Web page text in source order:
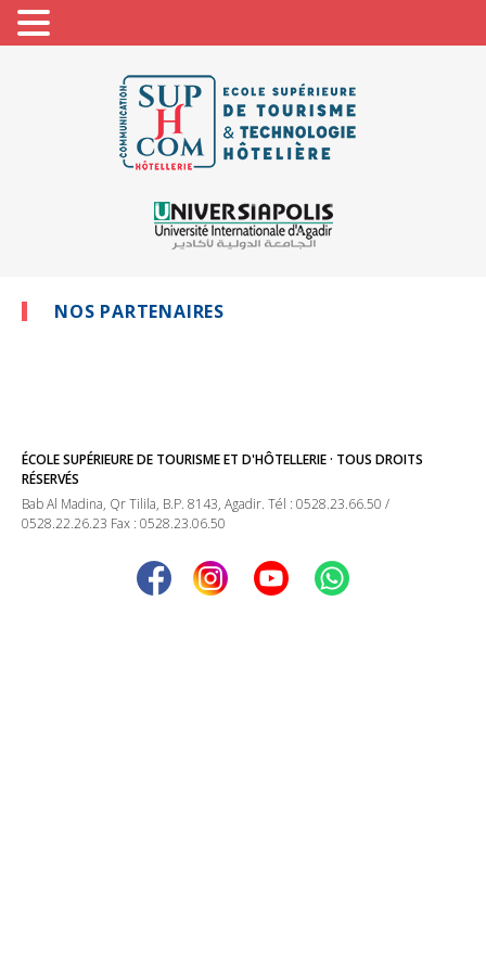
NOS PARTENAIRES
ÉCOLE SUPÉRIEURE DE TOURISME ET D'HÔTELLERIE · TOUS DROITS
RÉSERVÉS
Bab Al Madina, Qr Tilila, B.P. 8143, Agadir. Tél : 0528.23.66.50 /
0528.22.26.23 Fax : 0528.23.06.50